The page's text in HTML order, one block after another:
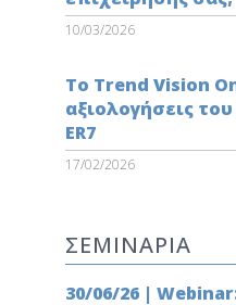
10/03/2026
Το Trend Vision
αξιολογήσεις του
ER7
17/02/2026
ΣΕΜΙΝΑΡΙΑ
30/06/26 |